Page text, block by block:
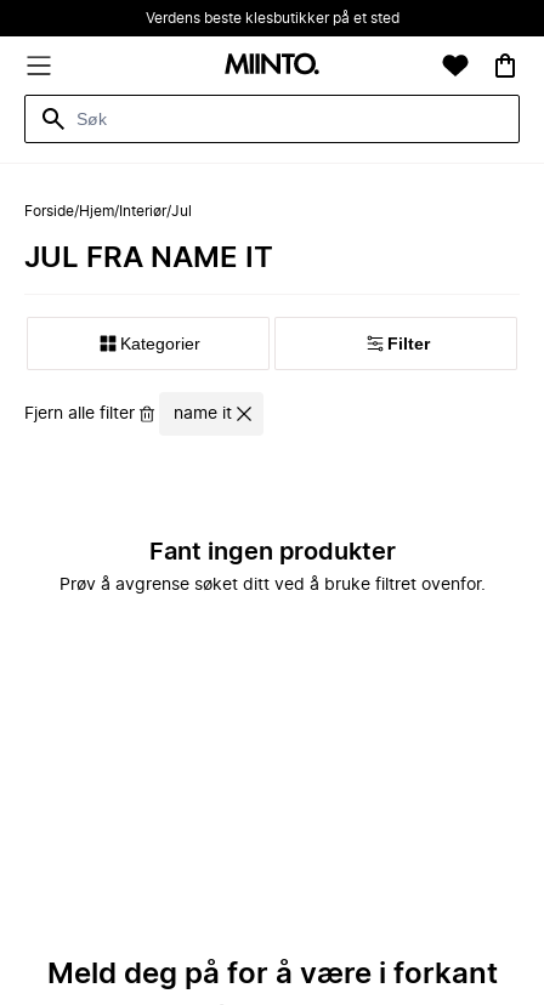
Verdens beste klesbutikker på et sted
Forside/Hjem/ Interiør/Jul
JUL FRA NAME IT
Kategorier Filter
Fjern alle filter name it
Fant ingen produkter
Prøv å avgrense søket ditt ved å bruke filtret ovenfor.
Meld deg på for å være i forkant